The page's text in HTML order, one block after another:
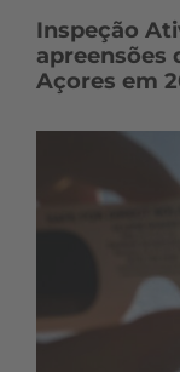
Inspeção
apreensões
Açores em